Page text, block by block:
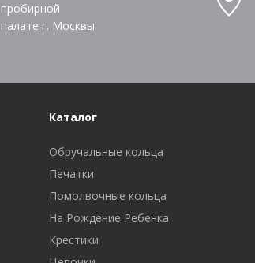
пробирной
палате г. Москвы
Каталог
Обручальные кольца
Печатки
Помолвочные кольца
На Рождение Ребенка
Крестики